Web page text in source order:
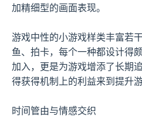
加精细型的画面表现。
游戏中性的小游戏样类丰富若
鱼、拍卡，每个一种都设计得
加入​​，更是为游戏增添了长期
得获得机制上的利益来到提升游
时间管由与情感交织